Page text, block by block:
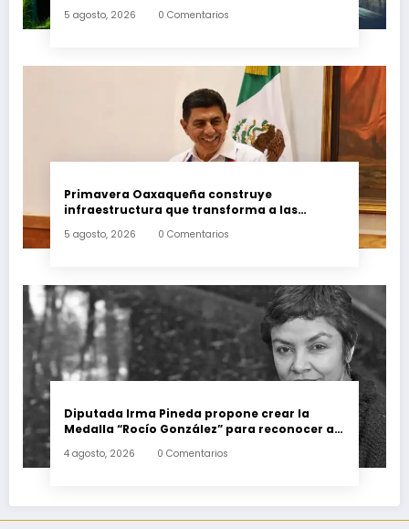
5 agosto, 2026 0 Comentarios
Primavera Oaxaqueña construye
infraestructura que transforma a las
5 agosto, 2026 0 Comentarios
Diputada Irma Pineda propone crear la
Medalla “Rocío González” para reconocer a
4 agosto, 2026 0 Comentarios